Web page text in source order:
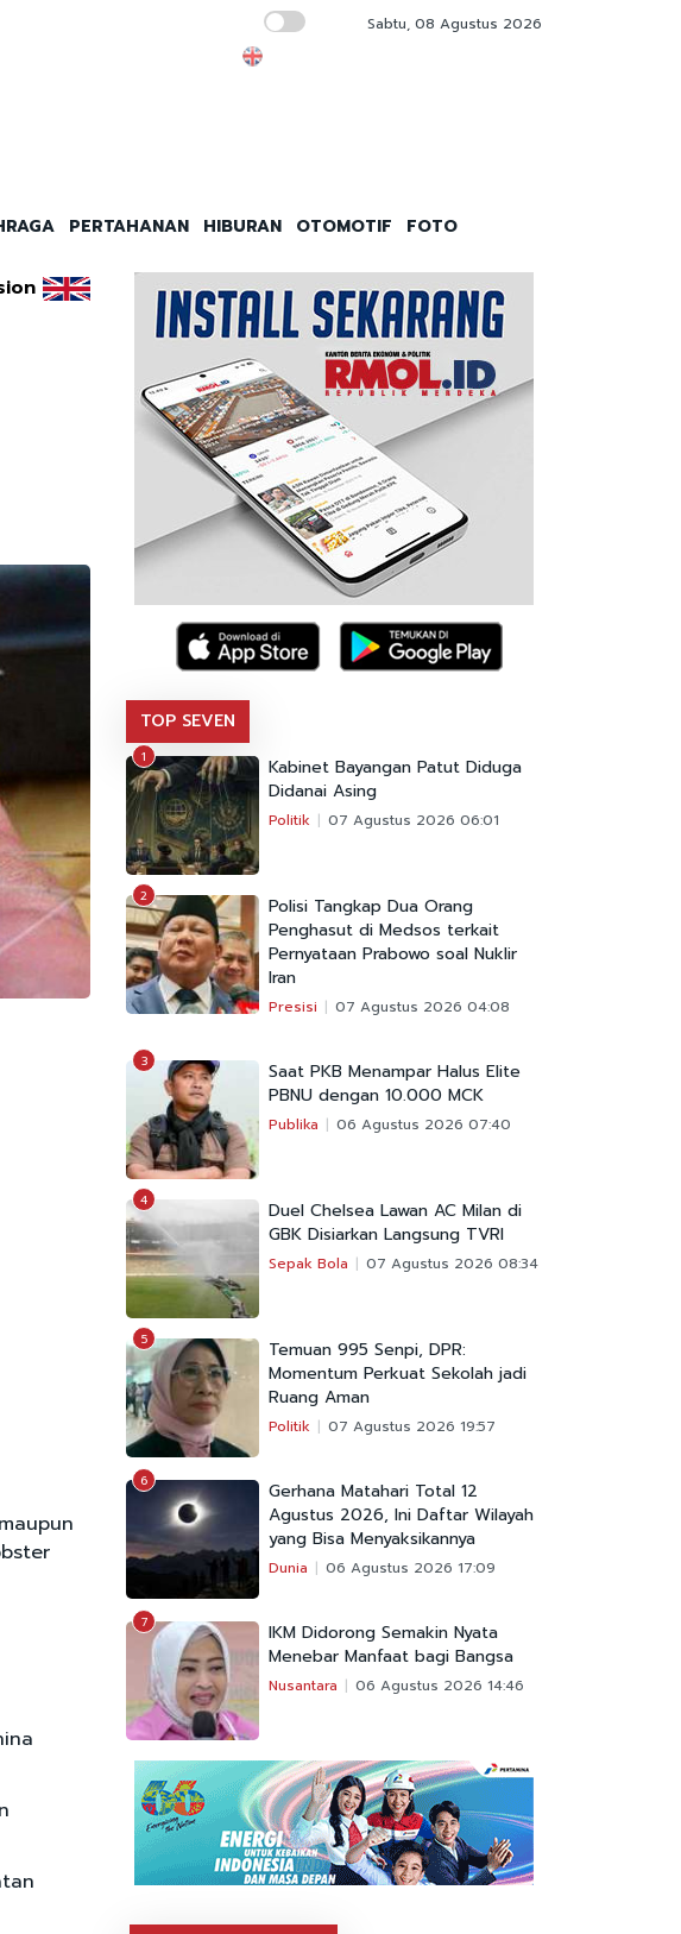
Timnas Gagal Total!
Sabtu, 08 Agustus 2026
PERTAHANAN HIBURAN OTOMOTIF FOTO
TOP SEVEN
1
Kabinet Bayangan Patut Diduga
Didanai Asing
Politik 07 Agustus 2026 06:01
2
Polisi Tangkap Dua Orang
Penghasut di Medsos terkait
Pernyataan Prabowo soal Nuklir
Iran
Presisi 07 Agustus 2026 04:08
3
Saat PKB Menampar Halus Elite
PBNU dengan 10.000 MCK
Publika 06 Agustus 2026 07:40
4
Duel Chelsea Lawan AC Milan di
GBK Disiarkan Langsung TVRI
Sepak Bola 07 Agustus 2026 08:34
5
Temuan 995 Senpi, DPR:
Momentum Perkuat Sekolah jadi
Ruang Aman
Politik 07 Agustus 2026 19:57
6
Gerhana Matahari Total 12
Agustus 2026, Ini Daftar Wilayah
yang Bisa Menyaksikannya
Dunia 06 Agustus 2026 17:09
7
IKM Didorong Semakin Nyata
Menebar Manfaat bagi Bangsa
Nusantara 06 Agustus 2026 14:46